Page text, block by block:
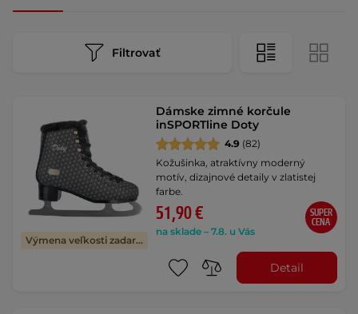
Filtrovať
Výmena veľkosti zadarmo
Dámske zimné korčule
inSPORTline Doty
4.9 (82)
Kožušinka, atraktívny moderný
motív, dizajnové detaily v zlatistej
farbe.
51,90 €
na sklade – 7.8. u Vás
SUPER
CENA
Detail